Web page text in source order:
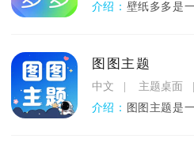
介绍： 壁纸多多是一款集海
图图主题
中文 主题桌面
介绍： 图图主题是一款专为